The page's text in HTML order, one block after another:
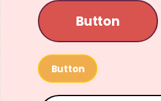
Button
Button